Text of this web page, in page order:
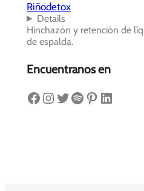
Riñodetox
Details
Hinchazón y retención de
de espalda.
Encuentranos en
Facebook Instagram Twitter Spotify Pinterest LinkedIn